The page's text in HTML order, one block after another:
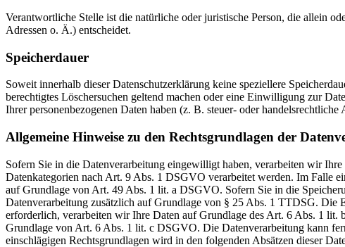
Verantwortliche Stelle ist die natürliche oder juristische Person, die allein
Adressen o. Ä.) entscheidet.
Speicherdauer
Soweit innerhalb dieser Datenschutzerklärung keine speziellere
berechtigtes Löschersuchen geltend machen oder eine Einwilligung zur
Ihrer personenbezogenen Daten haben (z. B. steuer- oder
Allgemeine Hinweise zu den Rechtsgrundlagen der
Sofern Sie in die Datenverarbeitung eingewilligt haben, verarbeiten wir
Datenkategorien nach Art. 9 Abs. 1 DSGVO verarbeitet werden. Im Falle
auf Grundlage von Art. 49 Abs. 1 lit. a DSGVO. Sofern Sie in die
Datenverarbeitung zusätzlich auf Grundlage von § 25 Abs. 1 TTDSG.
erforderlich, verarbeiten wir Ihre Daten auf Grundlage des Art. 6 Abs. 1
Grundlage von Art. 6 Abs. 1 lit. c DSGVO. Die Datenverarbeitung kann
einschlägigen Rechtsgrundlagen wird in den folgenden Absätzen dieser